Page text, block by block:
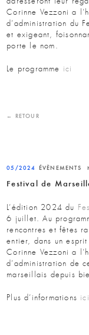
Corinne Vezzoni a
d’administration du
et exigeant,
porte le nom.
Le programme ici
← RETOUR
05/2024 ÉVÈNEMENTS
Festival de
L’édition 2024 du
6 juillet. Au
rencontres et fêtes
entier, dans un
Corinne Vezzoni a
d’administration de
marseillais depuis
Plus d’informations ici